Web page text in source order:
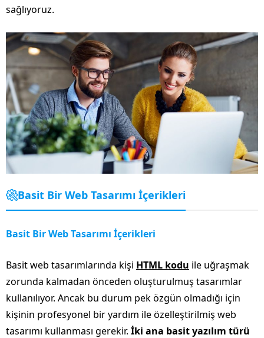
sağlıyoruz.
Basit Bir Web Tasarımı İçerikleri
Basit Bir Web Tasarımı İçerikleri
Basit web tasarımlarında kişi HTML kodu ile uğraşmak
zorunda kalmadan önceden oluşturulmuş tasarımlar
kullanılıyor. Ancak bu durum pek özgün olmadığı için
kişinin profesyonel bir yardım ile özelleştirilmiş web
tasarımı kullanması gerekir. İki ana basit yazılım türü